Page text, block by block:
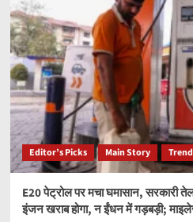
Editor’s Picks Main Story
E20 पेट्रोल पर मचा घमासान, सरकारी
इंजन खराब होगा, न ईंधन में गड़बड़ी;